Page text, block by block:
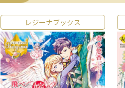
レジーナブックス